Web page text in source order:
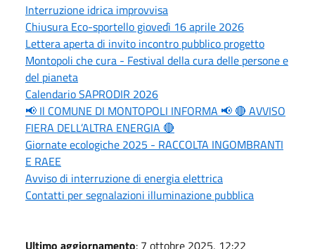
Interruzione idrica improvvisa
Chiusura Eco-sportello giovedì 16 aprile 2026
Lettera aperta di invito incontro pubblico progetto
Montopoli che cura - Festival della cura delle persone e
del pianeta
Calendario SAPRODIR 2026
📢 Il COMUNE DI MONTOPOLI INFORMA 📢 🔴 AVVISO
FIERA DELL’ALTRA ENERGIA 🔴
Giornate ecologiche 2025 - RACCOLTA INGOMBRANTI
E RAEE
Avviso di interruzione di energia elettrica
Contatti per segnalazioni illuminazione pubblica
Ultimo aggiornamento: 7 ottobre 2025, 12:22